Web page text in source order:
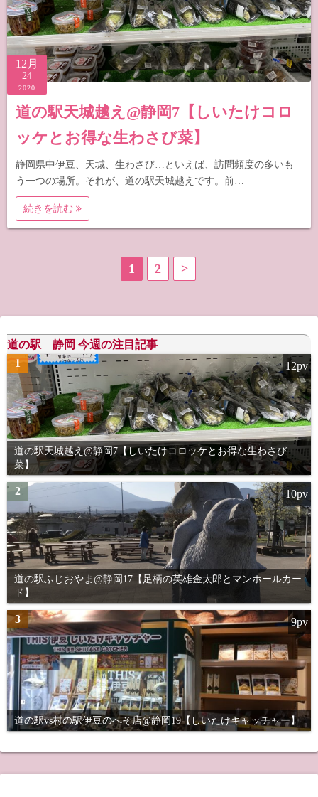
12月
24
2020
道の駅天城越え@静岡7【しいたけコロ
ッケとお得な生わさび菜】
静岡県中伊豆、天城、生わさび…といえば、訪問頻度の多いも
う一つの場所。それが、道の駅天城越えです。前…
続きを読む
ペ
ー
ジ
送
り
1 2 >
道の駅 静岡 今週の注目記事
1
道の駅天城越え@静岡7【しいたけコロッケとお得な生わさび
菜】
12pv
2
道の駅ふじおやま@静岡17【足柄の英雄金太郎とマンホールカー
ド】
10pv
3
道の駅vs村の駅伊豆のへそ店@静岡19【しいたけキャッチャー】
9pv